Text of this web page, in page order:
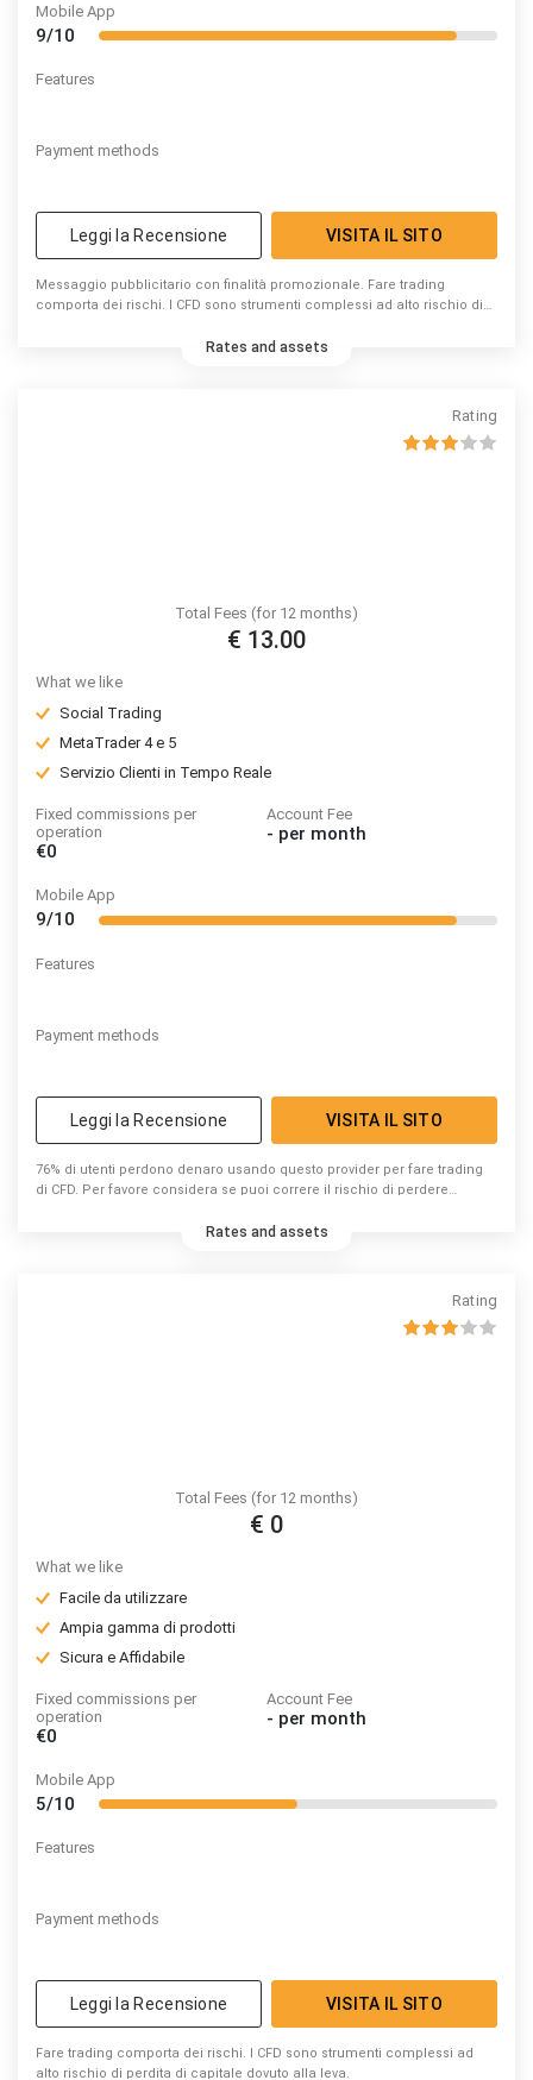
Mobile App
9/10
Features
Payment methods
Leggi la Recensione VISITA IL SITO
Messaggio pubblicitario con finalità promozionale. Fare trading
comporta dei rischi. I CFD sono strumenti complessi ad alto rischio di
perdono denaro a causa delle negoziazioni in CFD con questo
Rates and assets
Rating
Total Fees (for 12 months)
€ 13.00
What we like
Social Trading
MetaTrader 4 e 5
Servizio Clienti in Tempo Reale
Fixed commissions per
operation
€0
Account Fee
- per month
Mobile App
9/10
Features
Payment methods
Leggi la Recensione VISITA IL SITO
76% di utenti perdono denaro usando questo provider per fare trading
di CFD. Per favore considera se puoi correre il rischio di perdere
Rates and assets
Rating
Total Fees (for 12 months)
€ 0
What we like
Facile da utilizzare
Ampia gamma di prodotti
Sicura e Affidabile
Fixed commissions per
operation
€0
Account Fee
- per month
Mobile App
5/10
Features
Payment methods
Leggi la Recensione VISITA IL SITO
Fare trading comporta dei rischi. I CFD sono strumenti complessi ad
alto rischio di perdita di capitale dovuto alla leva.